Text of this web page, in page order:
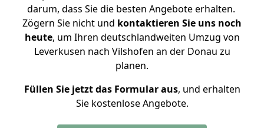
darum, dass Sie die besten Angebote erhalten.
Zögern Sie nicht und kontaktieren Sie uns noch
heute, um Ihren deutschlandweiten Umzug von
Leverkusen nach Vilshofen an der Donau zu
planen.
Füllen Sie jetzt das Formular aus, und erhalten
Sie kostenlose Angebote.